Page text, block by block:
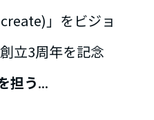
」をビジョ
立3周年を記念
担う...